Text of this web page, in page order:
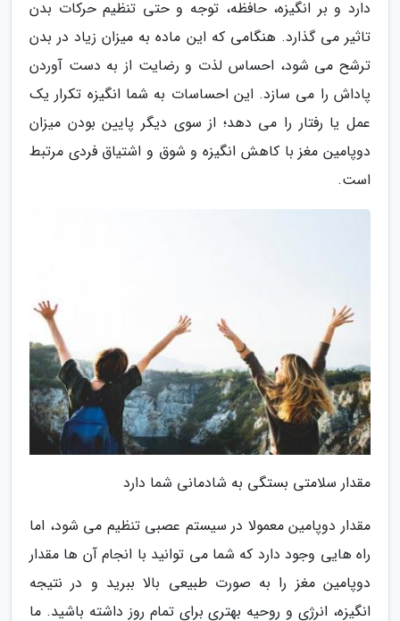
دارد و بر انگیزه، حافظه، توجه و حتی تنظیم حرکات بدن
تاثیر می گذارد. هنگامی که این ماده به میزان زیاد در بدن
ترشح می شود، احساس لذت و رضایت از به دست آوردن
پاداش را می سازد. این احساسات به شما انگیزه تکرار یک
عمل یا رفتار را می دهد؛ از سوی دیگر پایین بودن میزان
دوپامین مغز با کاهش انگیزه و شوق و اشتیاق فردی مرتبط
است.
مقدار سلامتی بستگی به شادمانی شما دارد
مقدار دوپامین معمولا در سیستم عصبی تنظیم می شود، اما
راه هایی وجود دارد که شما می توانید با انجام آن ها مقدار
دوپامین مغز را به صورت طبیعی بالا ببرید و در نتیجه
انگیزه، انرژی و روحیه بهتری برای تمام روز داشته باشید. ما